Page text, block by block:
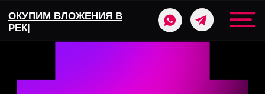
ОКУПИМ ВЛОЖЕНИЯ В|